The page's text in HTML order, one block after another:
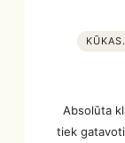
Absolūta
tiek